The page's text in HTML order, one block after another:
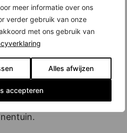
meer informatie over ons
verder gebruik van onze
met ons gebruik van
Alles afwijzen
accepteren
Panorama worden
moderne keuken met
complete badkamer met
afgewerkte wanden en
vloeren. Verder hebben
eigen buitenruimte.
de studio’s en
2 liggen rondom